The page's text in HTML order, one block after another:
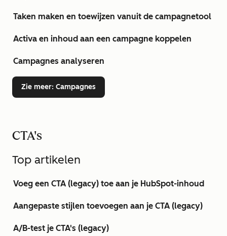
Taken maken en toewijzen vanuit de campagnetool
Activa en inhoud aan een campagne koppelen
Campagnes analyseren
Zie meer: Campagnes
CTA's
Top artikelen
Voeg een CTA (legacy) toe aan je HubSpot-inhoud
Aangepaste stijlen toevoegen aan je CTA (legacy)
A/B-test je CTA's (legacy)